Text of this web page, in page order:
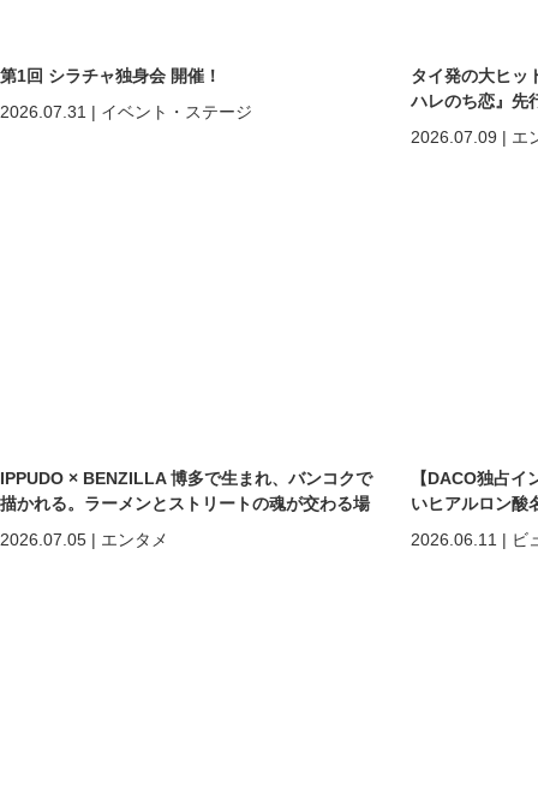
第1回 シラチャ独身会 開催！
2026.07.31 | イベント・ステージ
タイ発の大ヒッ
ハレのち恋』先
2026.07.09 | エ
IPPUDO × BENZILLA 博多で生まれ、バンコクで
描かれる。ラーメンとストリートの魂が交わる場
2026.07.05 | エンタメ
【DACO独占
いヒアルロン酸
しくなる」だ
めの美容医療
2026.06.11 | ビ